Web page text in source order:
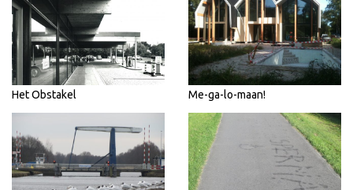
Het Obstakel Me-ga-lo-maan!